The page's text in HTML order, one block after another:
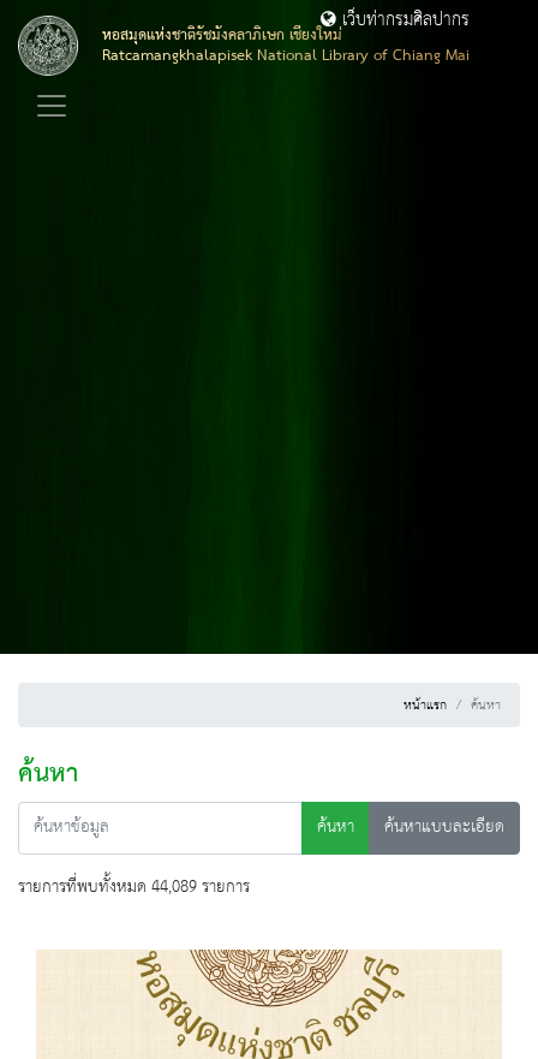
หอสมุดแห่งชาติรัชมังคลาภิเษก เชียงใหม่
Ratcamangkhalapisek National Library of Chiang Mai
เว็บท่ากรมศิลปากร
หน้าแรก ค้นหา
ค้นหา
ค้นหา
ค้นหาแบบละเอียด
รายการที่พบทั้งหมด 44,089 รายการ